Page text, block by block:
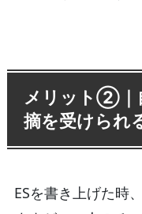
メリット②｜
摘を受けられ
ESを書き上げた時